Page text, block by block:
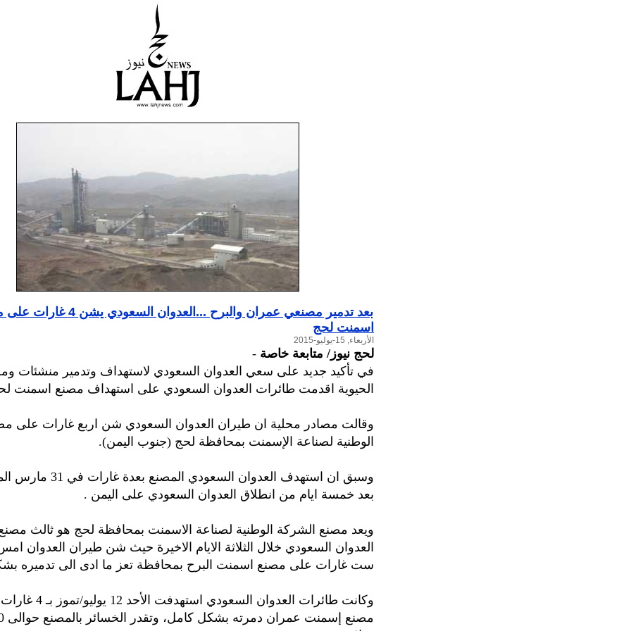
بعد تدمير مصنعي عمران والبرح ...العدوان
اسمنت لحج
الأربعاء, 15-يوليو-2015
لحج نيوز/ متابعة خاصة -
في تأكيد جديد على سعي العدوان السعودي لاستهداف وتدمير منشئات
الحيوية اقدمت طائرات العدوان السعودي على استهداف مصنع اسمنت
وقالت مصادر محلية ان طيران العدوان السعودي شن اربع غارات على
الوطنية لصناعة الإسمنت بمحافظة لحج (جنوب اليمن).
وسبق ان استهدف العدوان السعودي
بعد خمسة ايام من انطلاق العدوان السعودي على اليمن .
ويعد مصنع الشركة الوطنية لصناعة الاسمنت بمحافظة لحج هو ثالث
العدوان السعودي خلال الثلاثة الايام الاخيرة حيث شن طيران العدوان امس
ست غارات على مصنع اسمنت البرح بمحافظة تعز ما ادى الى تدميره
وكانت طائرات العدوان السعودي